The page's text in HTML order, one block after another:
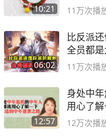
10:21 11万次播
06:02
比反派
全员都是
11万次播
12:57
身处中
用心了
袭之路
12万次播